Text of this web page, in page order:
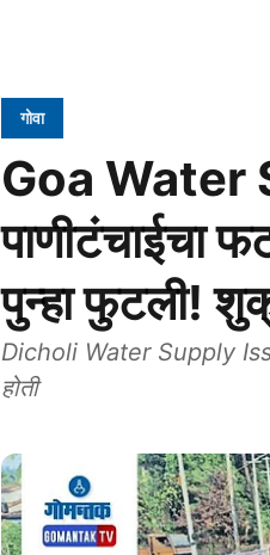
गोवा
Goa Water
पाणीटंचाईचा
पुन्हा फुटली!
Dicholi Water Supply
होती